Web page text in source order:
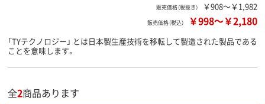
販売価格（税抜き） ￥908～￥1,982
販売価格（税込） ￥998～￥2,180
「TYテクノロジー」 とは日本製生産技術を移転して製造された製品である
ことを意味します。
全2商品あります